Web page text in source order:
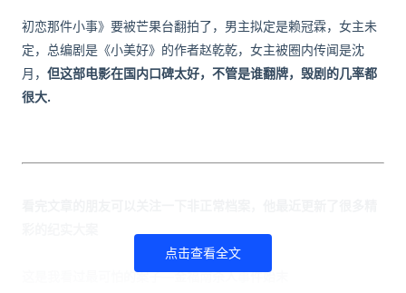
初恋那件小事》要被芒果台翻拍了，男主拟定是赖冠霖，女主未
定，总编剧是《小美好》的作者赵乾乾，女主被圈内传闻是沈
月， 但这部电影在国内口碑太好，不管是谁翻牌，毁剧的几率都
很大.
这是我看过最可怕的案子—金福南杀人事件始末
点击查看全文